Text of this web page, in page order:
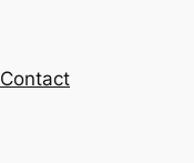
Contact